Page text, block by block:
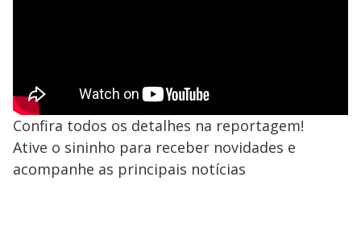
Confira todos os detalhes na reportagem!
Ative o sininho para receber novidades e
acompanhe as principais notícias